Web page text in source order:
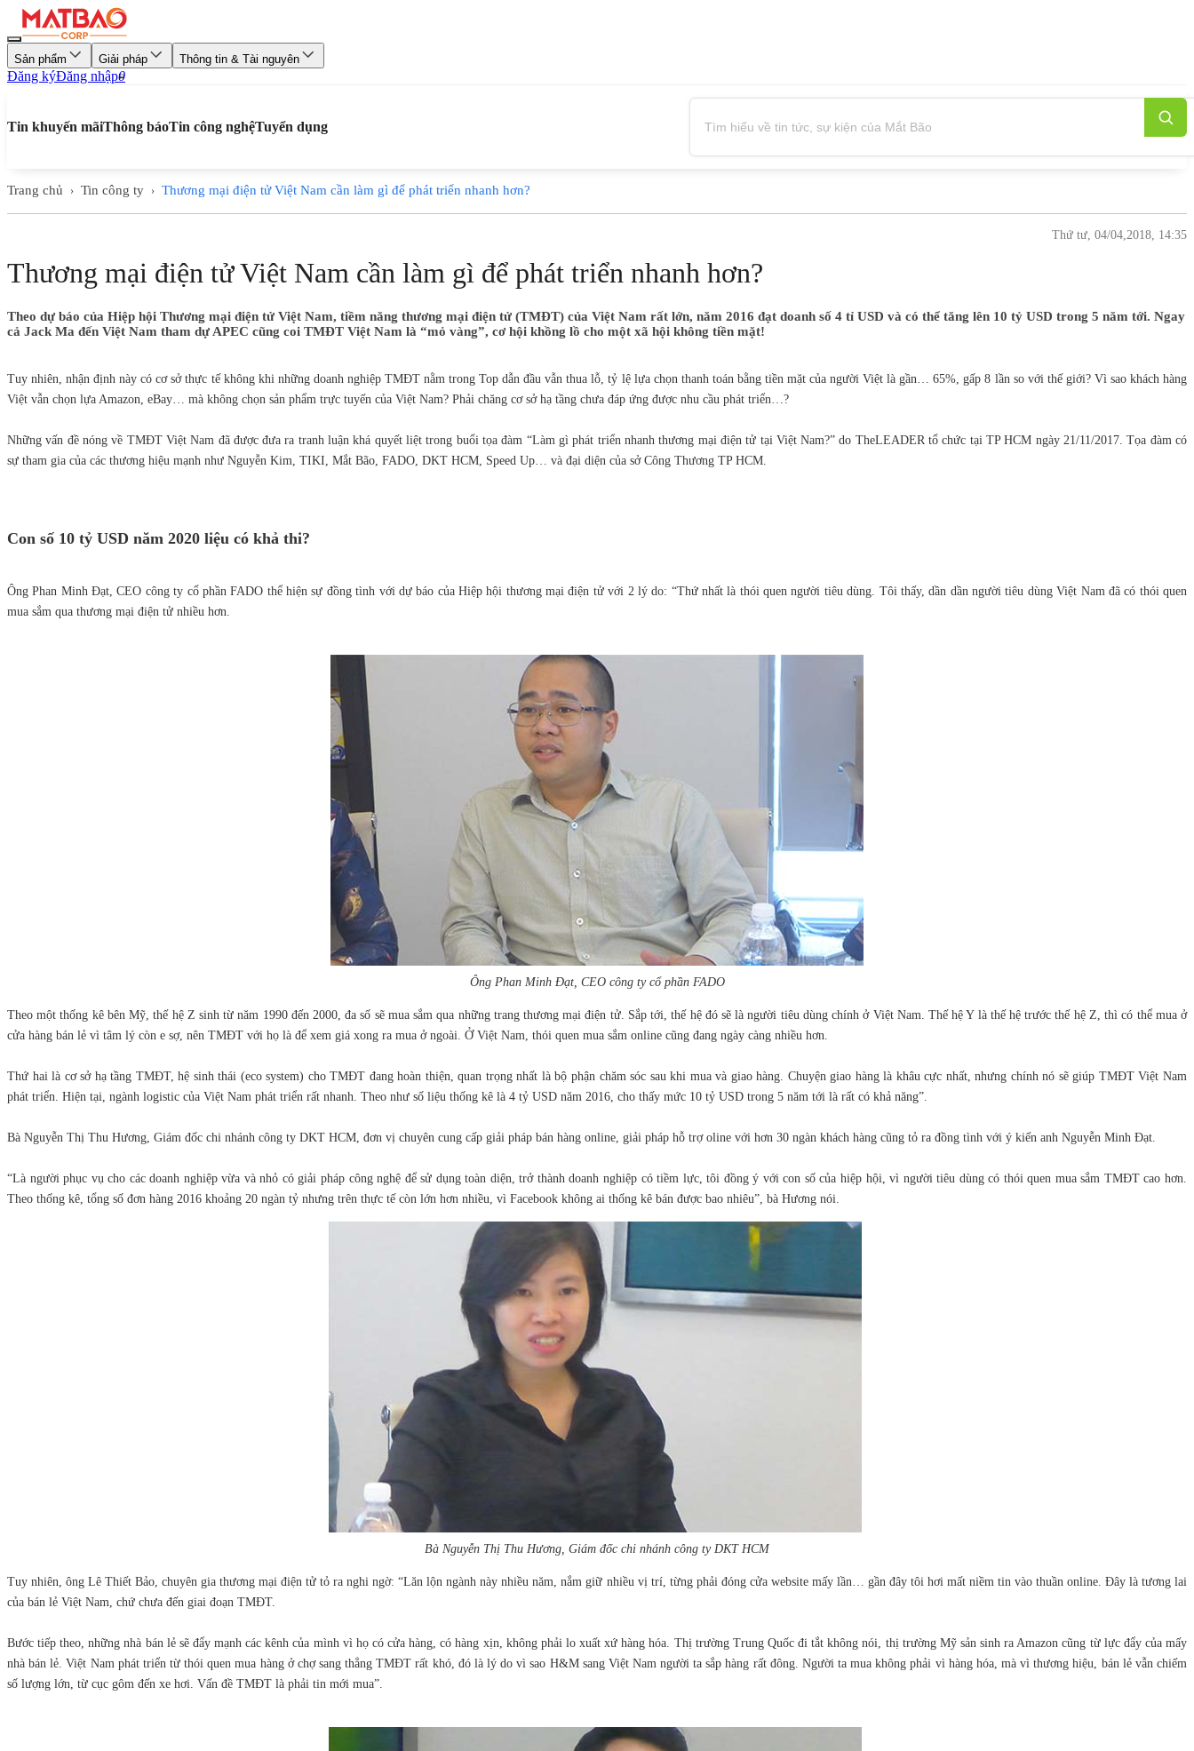
Sản phẩm Giải pháp Thông tin & Tài nguyên
Đăng kýĐăng nhập0
Tin khuyến mãiThông báoTin công nghệTuyển dụng
Trang chủ › Tin công ty › Thương mại điện tử Việt Nam cần làm gì để phát triển nhanh hơn?
Thứ tư, 04/04,2018, 14:35
Thương mại điện tử Việt Nam cần làm gì để phát triển nhanh hơn?
Theo dự báo của Hiệp hội Thương mại điện tử Việt Nam, tiềm năng thương mại điện tử (TMĐT) của Việt Nam rất lớn, năm 2016 đạt doanh số 4 tỉ USD và có thể tăng lên 10 tỷ USD trong 5 năm tới. Ngay
cả Jack Ma đến Việt Nam tham dự APEC cũng coi TMĐT Việt Nam là “mỏ vàng”, cơ hội khồng lồ cho một xã hội không tiền mặt!
Tuy nhiên, nhận định này có cơ sở thực tế không khi những doanh nghiệp TMĐT nằm trong Top dẫn đầu vẫn thua lỗ, tỷ lệ lựa chọn thanh toán bằng tiền mặt của người Việt là gần… 65%, gấp 8 lần so với thế giới? Vì sao khách hàng
Việt vẫn chọn lựa Amazon, eBay… mà không chọn sản phẩm trực tuyến của Việt Nam? Phải chăng cơ sở hạ tầng chưa đáp ứng được nhu cầu phát triển…?
Những vấn đề nóng về TMĐT Việt Nam đã được đưa ra tranh luận khá quyết liệt trong buổi tọa đàm “Làm gì phát triển nhanh thương mại điện tử tại Việt Nam?” do TheLEADER tổ chức tại TP HCM ngày 21/11/2017. Tọa đàm có
sự tham gia của các thương hiệu mạnh như Nguyễn Kim, TIKI, Mắt Bão, FADO, DKT HCM, Speed Up… và đại diện của sở Công Thương TP HCM.
Con số 10 tỷ USD năm 2020 liệu có khả thi?
Ông Phan Minh Đạt, CEO công ty cổ phần FADO thể hiện sự đồng tình với dự báo của Hiệp hội thương mại điện tử với 2 lý do: “Thứ nhất là thói quen người tiêu dùng. Tôi thấy, dần dần người tiêu dùng Việt Nam đã có thói quen
mua sắm qua thương mại điện tử nhiều hơn.
Ông Phan Minh Đạt, CEO công ty cổ phần FADO
Theo một thống kê bên Mỹ, thế hệ Z sinh từ năm 1990 đến 2000, đa số sẽ mua sắm qua những trang thương mại điện tử. Sắp tới, thế hệ đó sẽ là người tiêu dùng chính ở Việt Nam. Thế hệ Y là thế hệ trước thế hệ Z, thì có thể mua ở
cửa hàng bán lẻ vì tâm lý còn e sợ, nên TMĐT với họ là để xem giá xong ra mua ở ngoài. Ở Việt Nam, thói quen mua sắm online cũng đang ngày càng nhiều hơn.
Thứ hai là cơ sở hạ tầng TMĐT, hệ sinh thái (eco system) cho TMĐT đang hoàn thiện, quan trọng nhất là bộ phận chăm sóc sau khi mua và giao hàng. Chuyện giao hàng là khâu cực nhất, nhưng chính nó sẽ giúp TMĐT Việt Nam
phát triển. Hiện tại, ngành logistic của Việt Nam phát triển rất nhanh. Theo như số liệu thống kê là 4 tỷ USD năm 2016, cho thấy mức 10 tỷ USD trong 5 năm tới là rất có khả năng”.
Bà Nguyễn Thị Thu Hương, Giám đốc chi nhánh công ty DKT HCM, đơn vị chuyên cung cấp giải pháp bán hàng online, giải pháp hỗ trợ oline với hơn 30 ngàn khách hàng cũng tỏ ra đồng tình với ý kiến anh Nguyễn Minh Đạt.
“Là người phục vụ cho các doanh nghiệp vừa và nhỏ có giải pháp công nghệ để sử dụng toàn diện, trở thành doanh nghiệp có tiềm lực, tôi đồng ý với con số của hiệp hội, vì người tiêu dùng có thói quen mua sắm TMĐT cao hơn.
Theo thống kê, tổng số đơn hàng 2016 khoảng 20 ngàn tỷ nhưng trên thực tế còn lớn hơn nhiều, vì Facebook không ai thống kê bán được bao nhiêu”, bà Hương nói.
Bà Nguyễn Thị Thu Hương, Giám đốc chi nhánh công ty DKT HCM
Tuy nhiên, ông Lê Thiết Bảo, chuyên gia thương mại điện tử tỏ ra nghi ngờ: “Lăn lộn ngành này nhiều năm, nắm giữ nhiều vị trí, từng phải đóng cửa website mấy lần… gần đây tôi hơi mất niềm tin vào thuần online. Đây là tương lai
của bán lẻ Việt Nam, chứ chưa đến giai đoạn TMĐT.
Bước tiếp theo, những nhà bán lẻ sẽ đẩy mạnh các kênh của mình vì họ có cửa hàng, có hàng xịn, không phải lo xuất xứ hàng hóa. Thị trường Trung Quốc đi tắt không nói, thị trường Mỹ sản sinh ra Amazon cũng từ lực đẩy của mấy
nhà bán lẻ. Việt Nam phát triển từ thói quen mua hàng ở chợ sang thẳng TMĐT rất khó, đó là lý do vì sao H&M sang Việt Nam người ta sắp hàng rất đông. Người ta mua không phải vì hàng hóa, mà vì thương hiệu, bán lẻ vẫn chiếm
số lượng lớn, từ cục gôm đến xe hơi. Vấn đề TMĐT là phải tin mới mua”.